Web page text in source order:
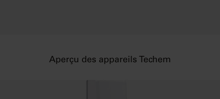
Aperçu des appareils Techem